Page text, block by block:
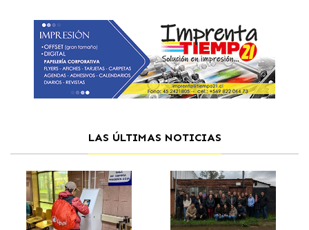
LAS ÚLTIMAS NOTICIAS